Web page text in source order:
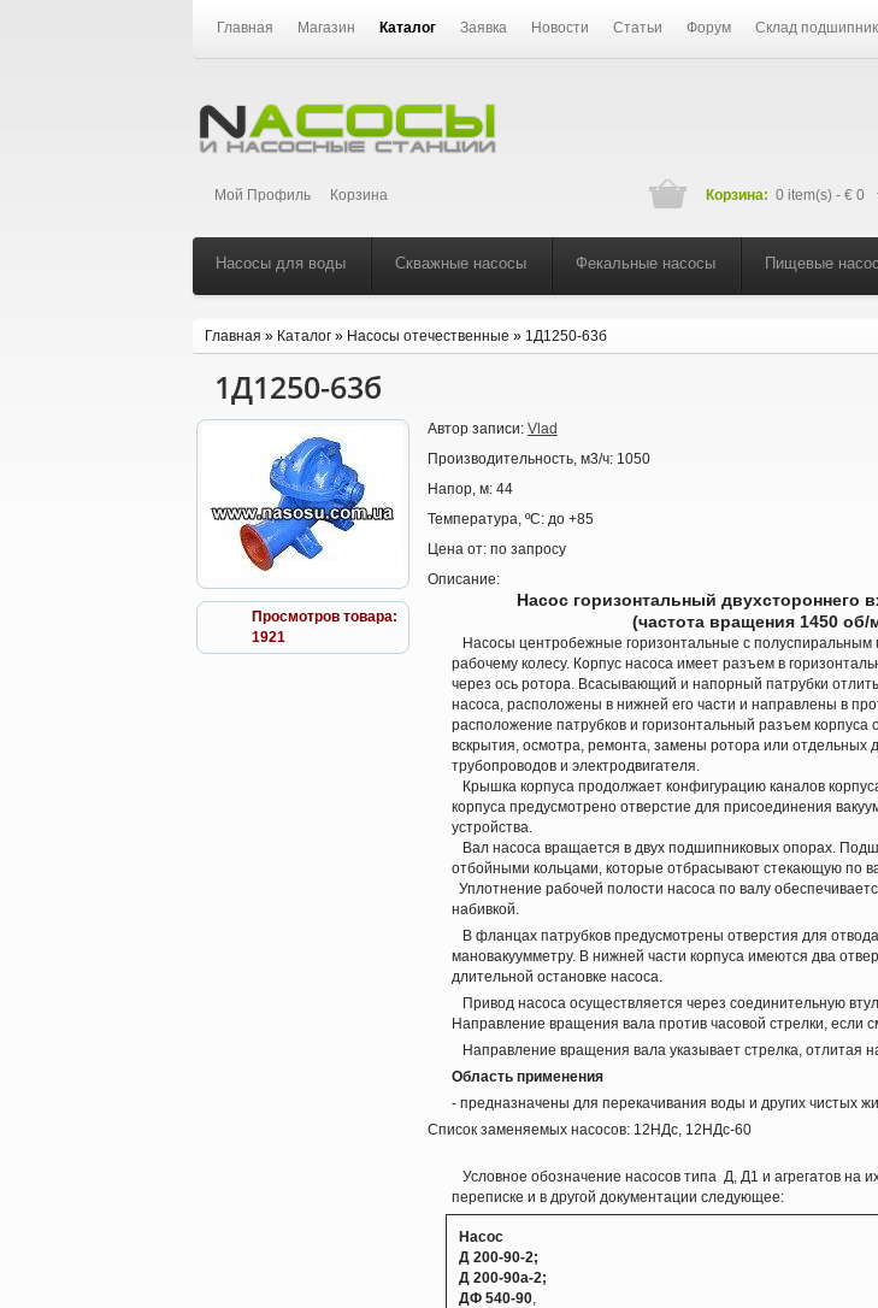
Главная Магазин Каталог Заявка Новости Статьи Форум Склад
Мой Профиль Корзина Корзина: 0 item(s) - € 0
Насосы для воды Скважные насосы Фекальные насосы Пищевые
Главная » Каталог » Насосы отечественные » 1Д1250-63б
1Д1250-63б
Просмотров товара:
1921
Автор записи: Vlad
Производительность, м3/ч: 1050
Напор, м: 44
Температура, ºС: до +85
Цена от: по запросу
Описание:
Насос горизонтальный двухстороннего
(частота вращения 1450 об/
Насосы центробежные горизонтальные с полуспиральным
рабочему колесу. Корпус насоса имеет разъем в
через ось ротора. Всасывающий и напорный патрубки
насоса, расположены в нижней его части и направлены в
расположение патрубков и горизонтальный разъем корпуса
вскрытия, осмотра, ремонта, замены ротора или отдельных
трубопроводов и электродвигателя.
Крышка корпуса продолжает конфигурацию каналов
корпуса предусмотрено отверстие для присоединения
устройства.
Вал насоса вращается в двух подшипниковых опорах.
отбойными кольцами, которые отбрасывают стекающую по
Уплотнение рабочей полости насоса по валу
набивкой.
В фланцах патрубков предусмотрены отверстия для
мановакуумметру. В нижней части корпуса имеются два
длительной остановке насоса.
Привод насоса осуществляется через соединительную
Направление вращения вала против часовой стрелки, если
Направление вращения вала указывает стрелка, отлитая
Область применения
- предназначены для перекачивания воды и других чистых
Список заменяемых насосов: 12НДс, 12НДс-60
Условное обозначение насосов типа Д, Д1 и агрегатов на
переписке и в другой документации следующее:
Насос
Д 200-90-2;
Д 200-90а-2;
ДФ 540-90,